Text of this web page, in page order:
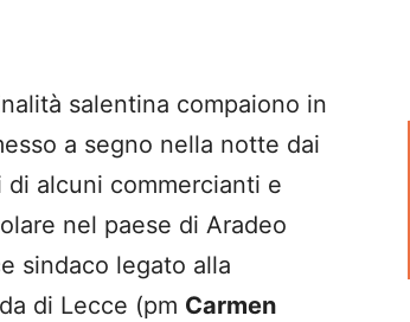
salentina compaiono in
a segno nella notte dai
di alcuni commercianti e
nel paese di Aradeo
sindaco legato alla
di Lecce (pm Carmen